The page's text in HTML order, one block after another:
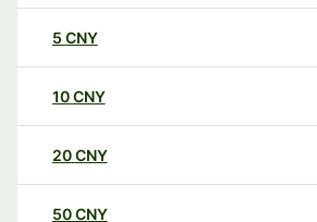
5 CNY
10CNY
20CNY
50CNY